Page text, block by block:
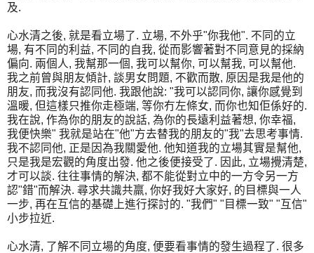
及.
心水清之後, 就是看立場了. 立場, 不外乎"你我他". 不同的立
場, 有不同的利益, 不同的自我, 從而影響著對不同意見的採納
偏向. 兩個人, 我幫那一個, 我可以幫你, 可以幫我, 可以幫他.
我之前曾與朋友傾計, 談男女問題, 不歡而散, 原因是我是他的
朋友, 而我沒有認同他. 我跟他說: "我可以認同你, 讓你感覺到
溫暖, 但這樣只推你走極端, 等你冇左條女, 而你也知佢係好的.
我在說, 作為你的朋友的說話, 為你的長遠利益著想, 你幸福,
我便快樂" 我就是站在"他"方去替我的朋友的"我"去思考事情.
我不認同他, 正是因為我關愛他. 他知道我的立場其實是幫他,
只是我是宏觀的角度出發. 他之後便接受了. 因此, 立場攪清楚,
才可以談. 往往事情的解決, 都不能從對立中的一方令另一方
認"錯"而解決. 尋求共識共羸, 你好我好大家好, 的目標與一人
一步, 再在互信的基礎上進行探討的. "我們" "目標一致" "互信"
小步拉近.
心水清, 了解不同立場的角度, 便要看事情的發生過程了. 很多